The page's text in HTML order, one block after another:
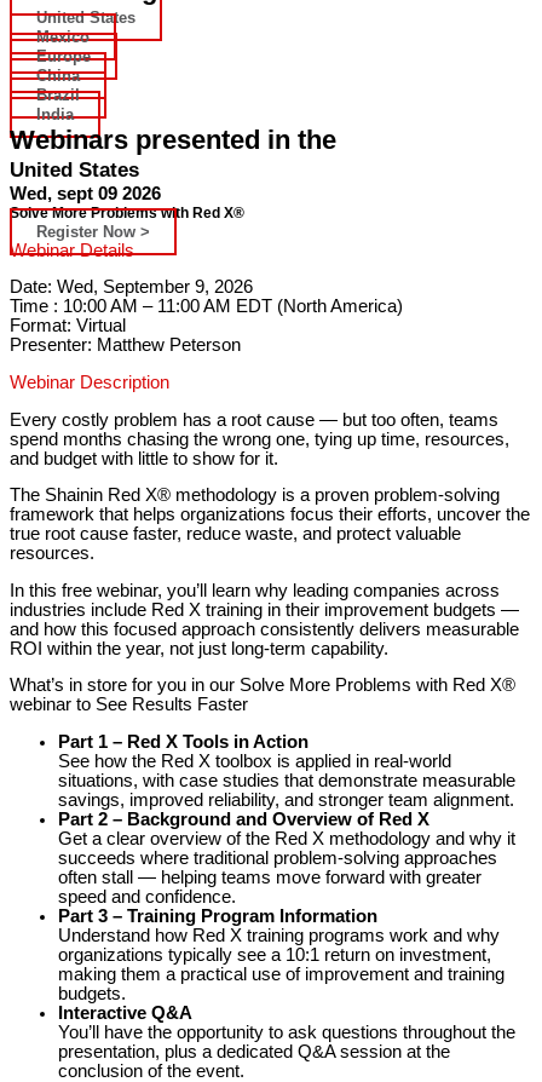
United States
Mexico
Europe
China
Brazil
India
Webinars presented in the
United States
Wed, sept 09 2026
Solve More Problems with Red X®
Register Now >
Webinar Details
Date: Wed, September 9, 2026
Time : 10:00 AM – 11:00 AM EDT (North America)
Format: Virtual
Presenter: Matthew Peterson
Webinar Description
Every costly problem has a root cause — but too often, teams
spend months chasing the wrong one, tying up time, resources,
and budget with little to show for it.
The Shainin Red X® methodology is a proven problem-solving
framework that helps organizations focus their efforts, uncover the
true root cause faster, reduce waste, and protect valuable
resources.
In this free webinar, you’ll learn why leading companies across
industries include Red X training in their improvement budgets —
and how this focused approach consistently delivers measurable
ROI within the year, not just long-term capability.
What’s in store for you in our Solve More Problems with Red X®
webinar to See Results Faster
Part 1 – Red X Tools in Action
See how the Red X toolbox is applied in real-world
situations, with case studies that demonstrate measurable
savings, improved reliability, and stronger team alignment.
Part 2 – Background and Overview of Red X
Get a clear overview of the Red X methodology and why it
succeeds where traditional problem-solving approaches
often stall — helping teams move forward with greater
speed and confidence.
Part 3 – Training Program Information
Understand how Red X training programs work and why
organizations typically see a 10:1 return on investment,
making them a practical use of improvement and training
budgets.
Interactive Q&A
You’ll have the opportunity to ask questions throughout the
presentation, plus a dedicated Q&A session at the
conclusion of the event.